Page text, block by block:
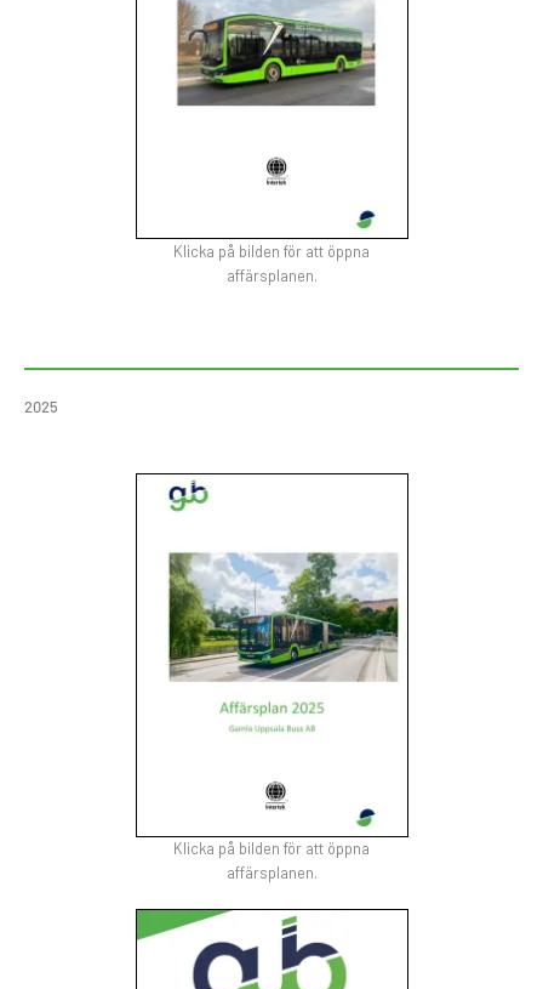
Klicka på bilden för att öppna
affärsplanen.
2025
Klicka på bilden för att öppna
affärsplanen.